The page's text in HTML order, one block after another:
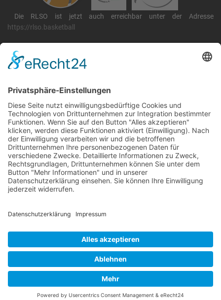
Die RLSO ist jetzt auch erreichbar unter der Adresse
https://rlso.basketball
RLSO Minikalender
August 2026
Mo Di Mi Do Fr Sa
So
3127 28 29 30 31 1
2
3310 11 12
26 27 28
3